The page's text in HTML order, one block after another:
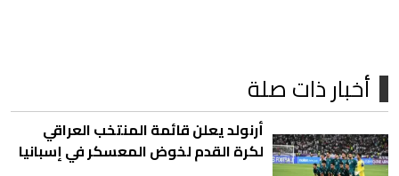
أخبار ذات صلة
أرنولد يعلن قائمة المنتخب العراقي
لكرة القدم لخوض المعسكر في إسبانيا